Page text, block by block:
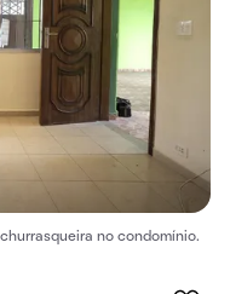
no condomínio.